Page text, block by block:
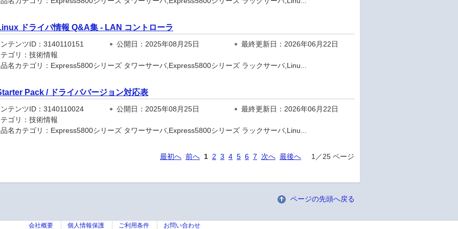
ドライバ情報 Q&A集 - LAN コントローラ
テンツID：3140110151 公開日：2025年08月25日
最終更新日：2026年06月22日
ゴリ：技術情報
名カテゴリ：Express5800シリーズ タワーサーバ,Express5800シリーズ ラックサーバ,Linu...
Pack / ドライババージョン対応表
テンツID：3140110024 公開日：2025年08月25日
最終更新日：2026年06月22日
ゴリ：技術情報
名カテゴリ：Express5800シリーズ タワーサーバ,Express5800シリーズ ラックサーバ,Linu...
最初へ 前へ 1 2 3 4 5 6 7 次へ 最後へ 1／25 ページ
ページの先頭へ戻る
会社概要 個人情報保護 ご利用条件 お問い合わせ